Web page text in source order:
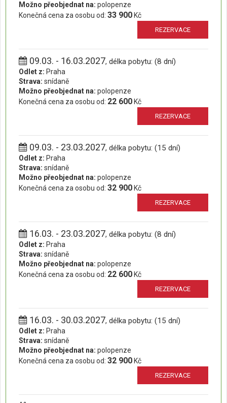
Možno přeobjednat na: polopenze
Konečná cena za osobu od: 33 900 Kč
REZERVACE
09.03. - 16.03.2027, délka pobytu: (8 dní)
Odlet z: Praha
Strava: snídaně
Možno přeobjednat na: polopenze
Konečná cena za osobu od: 22 600 Kč
REZERVACE
09.03. - 23.03.2027, délka pobytu: (15 dní)
Odlet z: Praha
Strava: snídaně
Možno přeobjednat na: polopenze
Konečná cena za osobu od: 32 900 Kč
REZERVACE
16.03. - 23.03.2027, délka pobytu: (8 dní)
Odlet z: Praha
Strava: snídaně
Možno přeobjednat na: polopenze
Konečná cena za osobu od: 22 600 Kč
REZERVACE
16.03. - 30.03.2027, délka pobytu: (15 dní)
Odlet z: Praha
Strava: snídaně
Možno přeobjednat na: polopenze
Konečná cena za osobu od: 32 900 Kč
REZERVACE